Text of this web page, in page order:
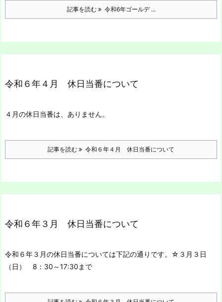
記事を読む 令和6年ゴールデ ...
令和６年４月 休日当番について
４月の休日当番は、ありません。
記事を読む 令和６年４月 休日当番について
令和６年３月 休日当番について
令和６年３月の休日当番については下記の通りです。 ☆３月３日
（日） 8：30～17:30まで